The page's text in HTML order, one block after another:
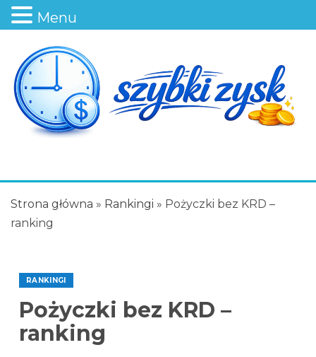
Strona główna » Rankingi » Pożyczki bez KRD –
ranking
RANKINGI
Pożyczki bez KRD –
ranking
Menu